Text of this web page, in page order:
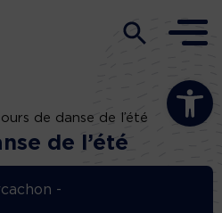
Ouvrir la
de danse de l’été
de l’été
-